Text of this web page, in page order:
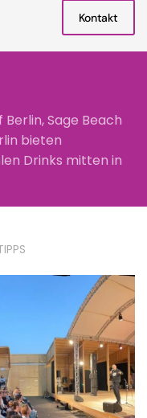
Kontakt
Sage Beach
bieten
Drinks mitten in